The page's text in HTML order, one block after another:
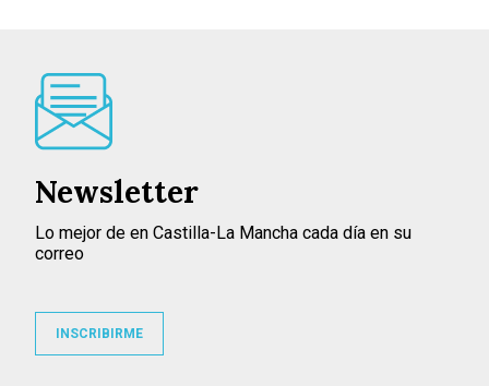
Newsletter
Lo mejor de en Castilla-La Mancha cada día en su
correo
INSCRIBIRME